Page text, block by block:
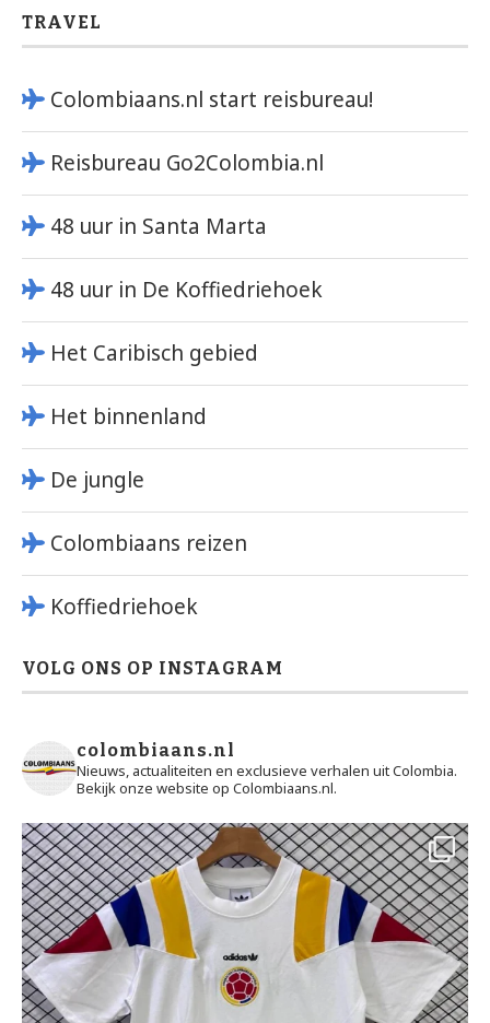
TRAVEL
Colombiaans.nl start reisbureau!
Reisbureau Go2Colombia.nl
48 uur in Santa Marta
48 uur in De Koffiedriehoek
Het Caribisch gebied
Het binnenland
De jungle
Colombiaans reizen
Koffiedriehoek
VOLG ONS OP INSTAGRAM
colombiaans.nl
Nieuws, actualiteiten en exclusieve verhalen uit Colombia.
Bekijk onze website op Colombiaans.nl.